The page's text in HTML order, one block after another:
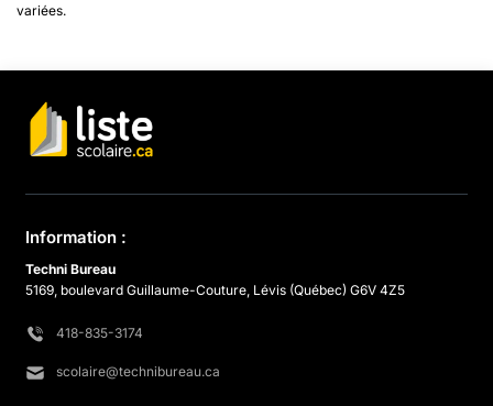
variées.
Information :
Techni Bureau
5169, boulevard Guillaume-Couture, Lévis (Québec) G6V 4Z5
418-835-3174
scolaire@technibureau.ca